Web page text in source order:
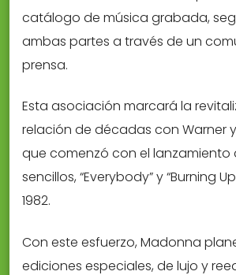
catálogo de música grabada,
ambas partes a través de un
prensa.
Esta asociación marcará la
relación de décadas con Warner
que comenzó con el lanzamiento
sencillos, “Everybody” y “Burning
1982.
Con este esfuerzo, Madonna
ediciones especiales, de lujo y